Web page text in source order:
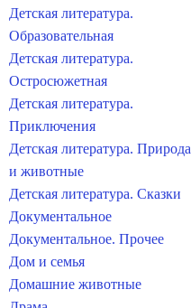
Детская литература.
Образовательная
Детская литература.
Остросюжетная
Детская литература.
Приключения
Детская литература. Природа
и животные
Детская литература. Сказки
Документальное
Документальное. Прочее
Дом и семья
Домашние животные